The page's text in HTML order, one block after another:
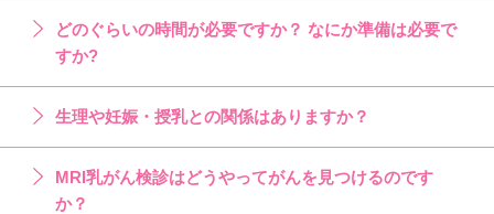
どのぐらいの時間が必要ですか？ なにか準備は必要で
すか?
生理や妊娠・授乳との関係はありますか？
MRI乳がん検診はどうやってがんを見つけるのです
か？